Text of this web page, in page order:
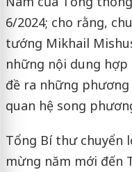
6/2024; cho rằng,
tướng Mikhail
những nội dung
đề ra những
quan hệ song
Tổng Bí thư chuyển
mừng năm mới đến